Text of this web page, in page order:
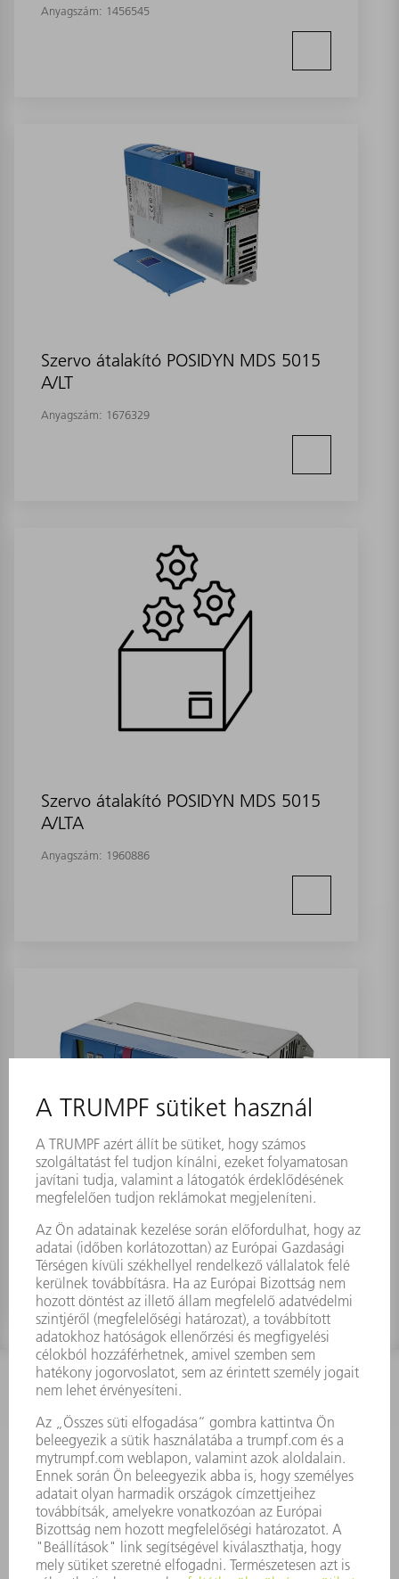
Anyagszám: 1456545
Szervo átalakító POSIDYN MDS 5015
A/LT
Anyagszám: 1676329
Szervo átalakító POSIDYN MDS 5015
A/LTA
Anyagszám: 1960886
SPK Servo converter POSIDYN
Anyagszám:1675645
KAPCSOLAT
Szerszám
3628576045
08.00 - 16.30
szerszam@hu.trumpf.com
KAPCSOLAT
Alkatrész
3628576035
08.00 - 16.30